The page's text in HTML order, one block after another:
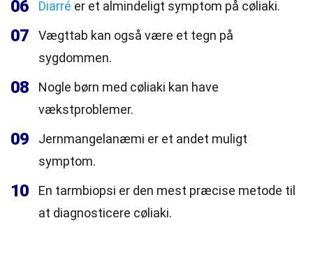
06 Diarré er et almindeligt symptom på cøliaki.
07
Vægttab kan også være et tegn på
sygdommen.
08
Nogle børn med cøliaki kan have
vækstproblemer.
09
Jernmangelanæmi er et andet muligt
symptom.
10
En tarmbiopsi er den mest præcise metode til
at diagnosticere cøliaki.